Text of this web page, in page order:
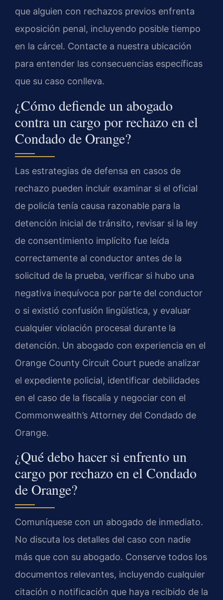
que alguien con rechazos previos enfrenta
exposición penal, incluyendo posible tiempo
en la cárcel. Contacte a nuestra ubicación
para entender las consecuencias específicas
que su caso conlleva.
¿Cómo defiende un abogado
contra un cargo por rechazo en el
Condado de Orange?
Las estrategias de defensa en casos de
rechazo pueden incluir examinar si el oficial
de policía tenía causa razonable para la
detención inicial de tránsito, revisar si la ley
de consentimiento implícito fue leída
correctamente al conductor antes de la
solicitud de la prueba, verificar si hubo una
negativa inequívoca por parte del conductor
o si existió confusión lingüística, y evaluar
cualquier violación procesal durante la
detención. Un abogado con experiencia en el
Orange County Circuit Court puede analizar
el expediente policial, identificar debilidades
en el caso de la fiscalía y negociar con el
Commonwealth’s Attorney del Condado de
Orange.
¿Qué debo hacer si enfrento un
cargo por rechazo en el Condado
de Orange?
Comuníquese con un abogado de inmediato.
No discuta los detalles del caso con nadie
más que con su abogado. Conserve todos los
documentos relevantes, incluyendo cualquier
citación o notificación que haya recibido de la